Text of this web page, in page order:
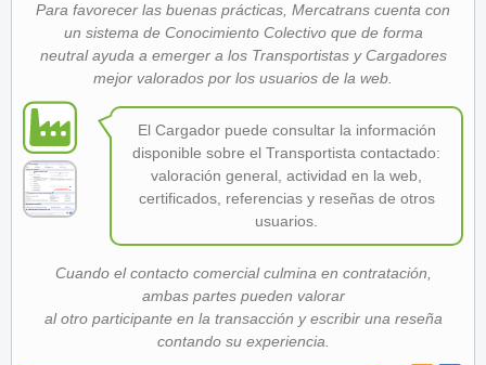
Para favorecer las buenas prácticas, Mercatrans cuenta con
un sistema de Conocimiento Colectivo que de forma
neutral ayuda a emerger a los Transportistas y Cargadores
mejor valorados por los usuarios de la web.
El Cargador puede consultar la información
disponible sobre el Transportista contactado:
valoración general, actividad en la web,
certificados, referencias y reseñas de otros
usuarios.
Cuando el contacto comercial culmina en contratación,
ambas partes pueden valorar
al otro participante en la transacción y escribir una reseña
contando su experiencia.